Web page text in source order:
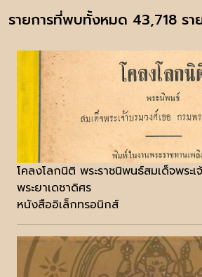
รายการที่พบทั้งหมด 43,718 รา
โคลงโลกนิติ พระราชนิพนธ์สมเด็จพระ
พระยาเดชาดิศร
หนังสืออิเล็กทรอนิกส์